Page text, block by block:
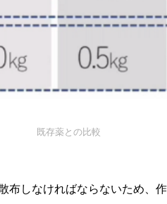
既存薬との比較
しなければならないため、